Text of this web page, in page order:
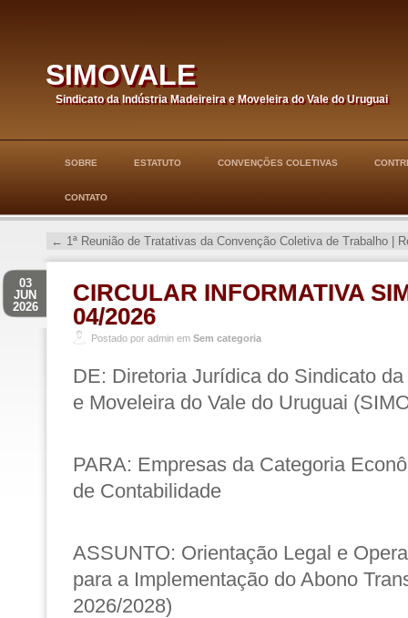
simovale
Sindicato da Indústria Madeireira e Moveleira do Vale do Uruguai
SOBRE ESTATUTO CONVENÇÕES COLETIVAS
CONTATO
← 1ª Reunião de Tratativas da Convenção Coletiva de Trabalho |
CIRCULAR INFORMATIVA
04/2026
03
JUN
2026
Postado por admin em Sem categoria
DE: Diretoria Jurídica do Sindicato
e Moveleira do Vale do Uruguai
PARA: Empresas da Categoria
de Contabilidade
ASSUNTO: Orientação Legal e
para a Implementação do Abono
2026/2028)